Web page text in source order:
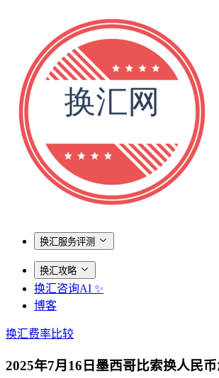
换汇服务评测
换汇攻略
换汇咨询AI ✨
博客
换汇费率比较
2025年7月16日墨西哥比索换人民币